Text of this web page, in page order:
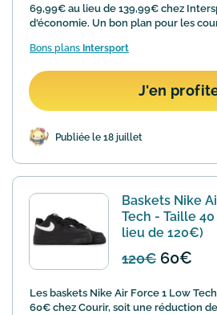
69,99€ au lieu de 139,99€ chez
d'économie. Un bon plan pour les
Bons plans Intersport
J'en
Publiée le 18 juillet
Baskets Nike
Tech - Taille
lieu de 120€)
120€ 60€
Les baskets Nike Air Force 1 Low
60€ chez Courir, soit une réduction